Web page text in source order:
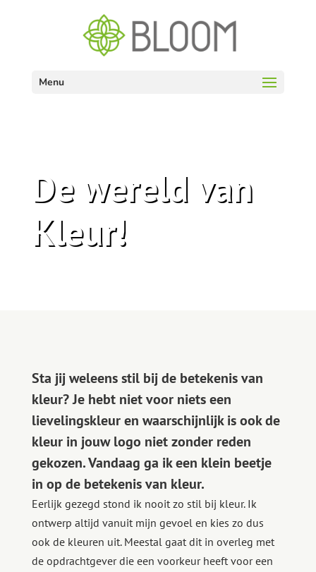
Menu
De wereld van
Kleur!
Sta jij weleens stil bij de betekenis van
kleur? Je hebt niet voor niets een
lievelingskleur en waarschijnlijk is ook de
kleur in jouwlogo niet zonder reden
gekozen. Vandaag ga ik een klein beetje
in op de betekenis van kleur.
Eerlijk gezegd stond ik nooit zo stil bij kleur. Ik
ontwerp altijd vanuit mijn gevoel en kies zo dus
ook de kleuren uit. Meestal gaat dit in overleg met
de opdrachtgever die een voorkeur heeft voor een